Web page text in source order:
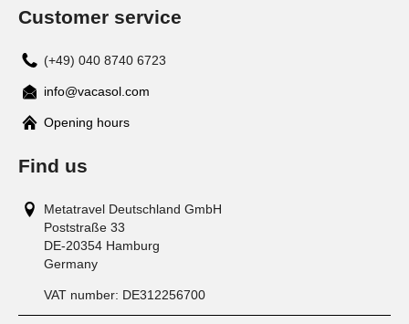
Customer service
(+49) 040 8740 6723
info@vacasol.com
Opening hours
Find us
Metatravel Deutschland GmbH
Poststraße 33
DE-20354 Hamburg
Germany
VAT number: DE312256700